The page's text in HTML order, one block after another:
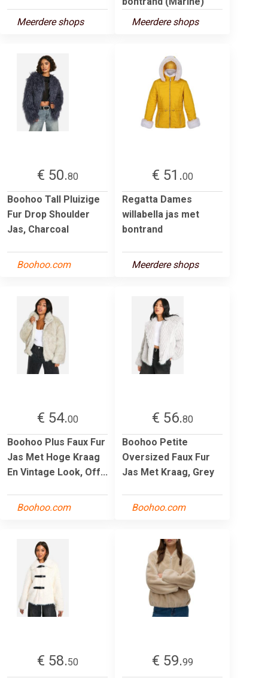
Meerdere shops
Meerdere shops
€ 50.80
Boohoo Tall Pluizige
Fur Drop Shoulder
Jas, Charcoal
Boohoo.com
€ 51.00
Regatta Dames
willabella jas met
bontrand
Meerdere shops
€ 54.00
Boohoo Plus Faux Fur
Jas Met Hoge Kraag
En Vintage Look, Off...
Boohoo.com
€ 56.80
Boohoo Petite
Oversized Faux Fur
Jas Met Kraag, Grey
Boohoo.com
€ 58.50
€ 59.99